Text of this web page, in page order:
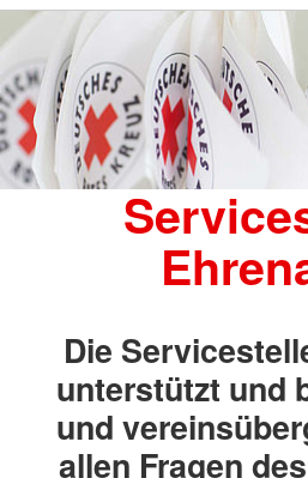
Die
unterstützt und
und
allen Fragen